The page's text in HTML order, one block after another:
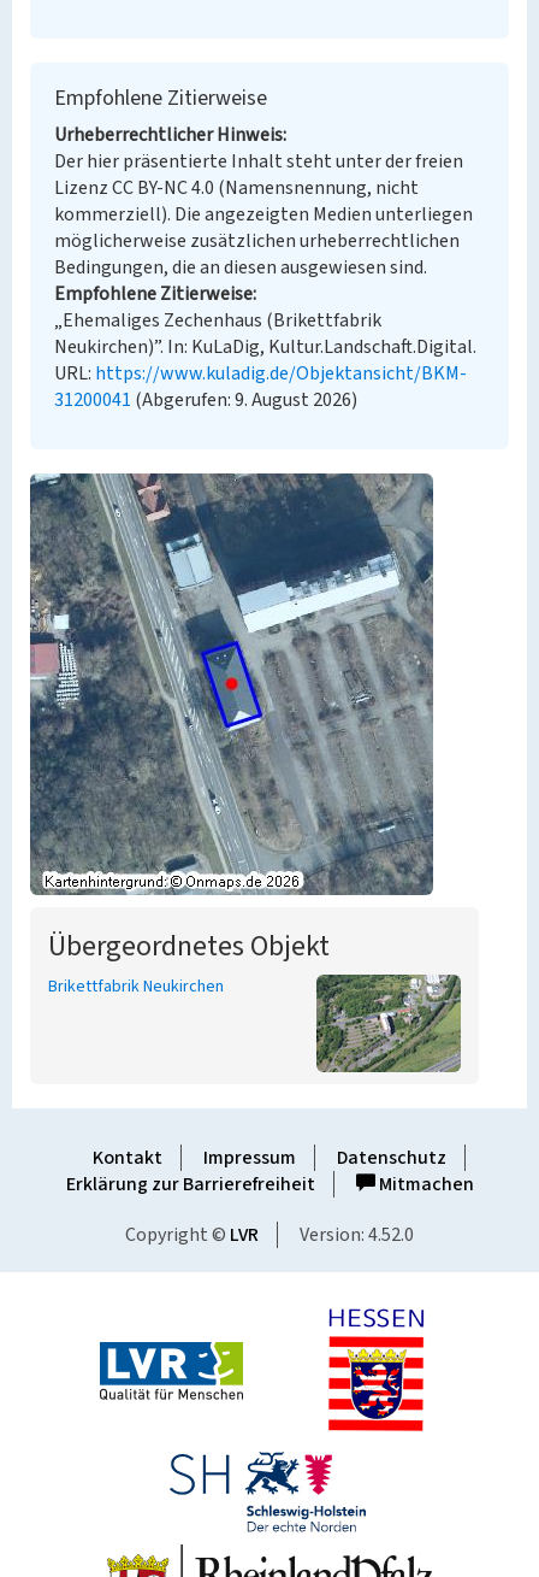
Empfohlene Zitierweise
Urheberrechtlicher Hinweis
Der hier präsentierte Inhalt steht unter der freien
Lizenz CC BY-NC 4.0 (Namensnennung, nicht
kommerziell). Die angezeigten Medien unterliegen
möglicherweise zusätzlichen urheberrechtlichen
Bedingungen, die an diesen ausgewiesen sind.
Empfohlene Zitierweise
„Ehemaliges Zechenhaus (Brikettfabrik
Neukirchen)”. In: KuLaDig, Kultur.Landschaft.Digital.
URL: https://www.kuladig.de/Objektansicht/BKM-
31200041 (Abgerufen: 9. August 2026)
Übergeordnetes Objekt
Brikettfabrik Neukirchen
Kontakt Impressum
Datenschutz
Erklärung zur Barrierefreiheit
Mitmachen
Copyright © LVR Version: 4.52.0